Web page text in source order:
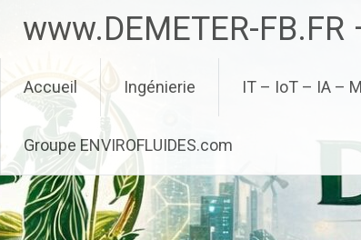
contenu
www.DEMETER-
Accueil Ingénierie IT – IoT – IA –
Groupe ENVIROFLUIDES.com